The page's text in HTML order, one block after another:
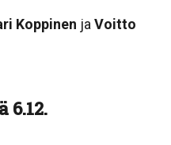
Koppinen ja Voitto